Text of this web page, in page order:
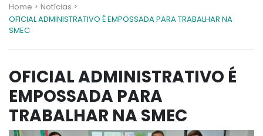
Home > Notícias >
OFICIAL ADMINISTRATIVO É EMPOSSADA PARA TRABALHAR NA
SMEC
OFICIAL ADMINISTRATIVO É
EMPOSSADA PARA
TRABALHAR NA SMEC